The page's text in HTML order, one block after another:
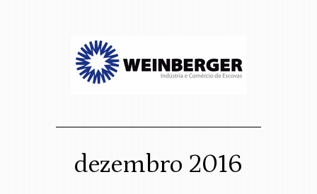
dezembro 2016